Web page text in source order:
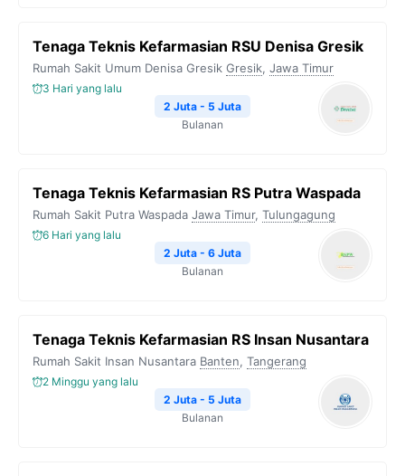
Tenaga Teknis Kefarmasian RSU Denisa Gresik
Rumah Sakit Umum Denisa Gresik Gresik, Jawa Timur
3 Hari yang lalu
2 Juta - 5 Juta
Bulanan
Tenaga Teknis Kefarmasian RS Putra Waspada
Rumah Sakit Putra Waspada Jawa Timur, Tulungagung
6 Hari yang lalu
2 Juta - 6 Juta
Bulanan
Tenaga Teknis Kefarmasian RS Insan Nusantara
Rumah Sakit Insan Nusantara Banten, Tangerang
2 Minggu yang lalu
2 Juta - 5 Juta
Bulanan